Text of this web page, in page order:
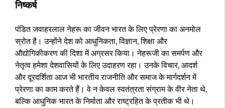
निष्कर्ष
पंडित जवाहरलाल नेहरू का जीवन भारत के लिए प्रेरणा का अनमोल
स्रोत है। उन्होंने देश को आधुनिकता, विज्ञान, शिक्षा और
औद्योगिकीकरण की दिशा में अग्रसर किया। नेहरूजी का समर्पण और
नेतृत्व हमेशा देशवासियों के लिए उदाहरण रहा। उनके विचार, आदर्श
और दूरदर्शिता आज भी भारतीय राजनीति और समाज के मार्गदर्शन में
प्रेरणा का काम करते हैं। वे न केवल स्वतंत्रता संग्राम के वीर नेता थे,
बल्कि आधुनिक भारत के निर्माता और राष्ट्रहित के प्रतीक भी थे।